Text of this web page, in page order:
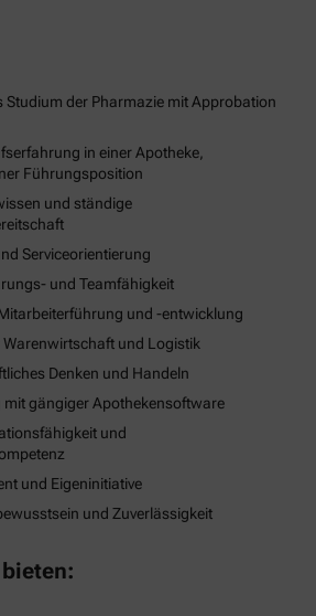
Studium der Pharmazie mit Approbation
in einer Apotheke,
Führungsposition
und ständige
Serviceorientierung
und Teamfähigkeit
und -entwicklung
Warenwirtschaft und Logistik
Denken und Handeln
mit gängiger Apothekensoftware
und
und Eigeninitiative
und Zuverlässigkeit